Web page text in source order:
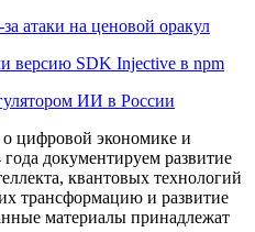
атаки на ценовой оракул
версию SDK Injective в npm
ИИ в России
цифровой экономике и
документируем развитие
квантовых технологий
трансформацию и развитие
материалы принадлежат